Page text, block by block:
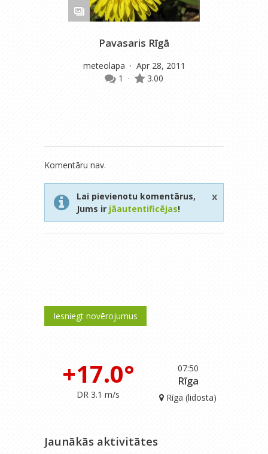
Pavasaris Rīgā
meteolapa · Apr 28, 2011
1
· 3.00
Komentāru nav.
Lai pievienotu komentārus,
Jums ir jāautentificējas!
x
Iesniegt novērojumus
07:50
+17.0°
DR 3.1 m/s
Rīga
Rīga (lidosta)
Jaunākās aktivitātes